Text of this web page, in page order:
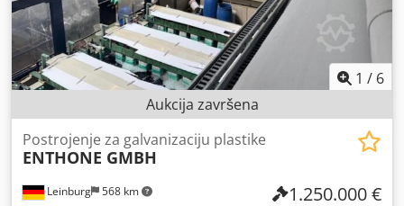
1 / 6
Aukcija završena
Leinburg 568 km
Postrojenje za galvanizaciju plastike
ENTHONE GMBH
1.250.000 €